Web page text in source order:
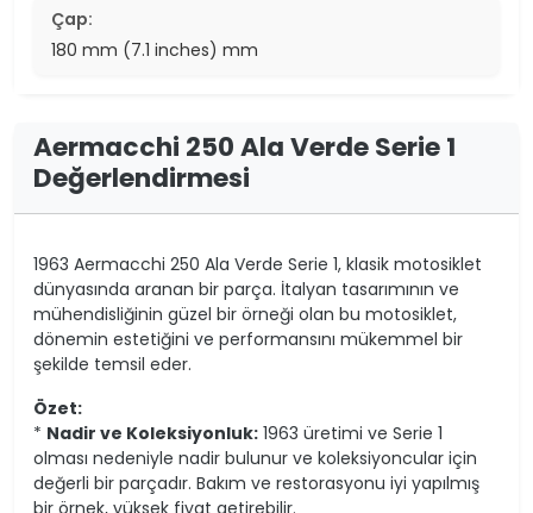
Çap:
180 mm (7.1 inches) mm
Aermacchi 250 Ala Verde Serie 1
Değerlendirmesi
1963 Aermacchi 250 Ala Verde Serie 1, klasik motosiklet
dünyasında aranan bir parça. İtalyan tasarımının ve
mühendisliğinin güzel bir örneği olan bu motosiklet,
dönemin estetiğini ve performansını mükemmel bir
şekilde temsil eder.
Özet:
* Nadir ve Koleksiyonluk: 1963 üretimi ve Serie 1
olması nedeniyle nadir bulunur ve koleksiyoncular için
değerli bir parçadır. Bakım ve restorasyonu iyi yapılmış
bir örnek, yüksek fiyat getirebilir.